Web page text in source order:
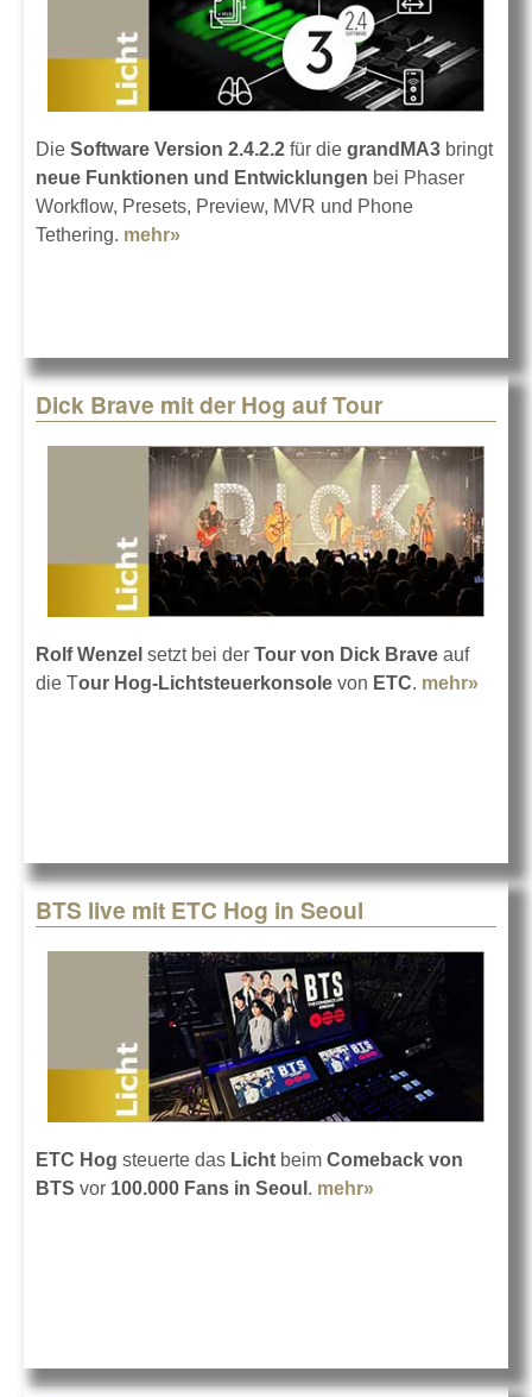
Die Software Version 2.4.2.2 für die grandMA3 bringt
neue Funktionen und Entwicklungen bei Phaser
Workflow, Presets, Preview, MVR und Phone
Tethering. mehr»
Dick Brave mit der Hog auf Tour
Rolf Wenzel setzt bei der Tour von Dick Brave auf
die Tour Hog-Lichtsteuerkonsole von ETC. mehr»
Tour
BTS live mit ETC Hog in Seoul
ETC Hog steuerte das Licht beim Comeback von
BTS vor 100.000 Fans in Seoul . mehr»